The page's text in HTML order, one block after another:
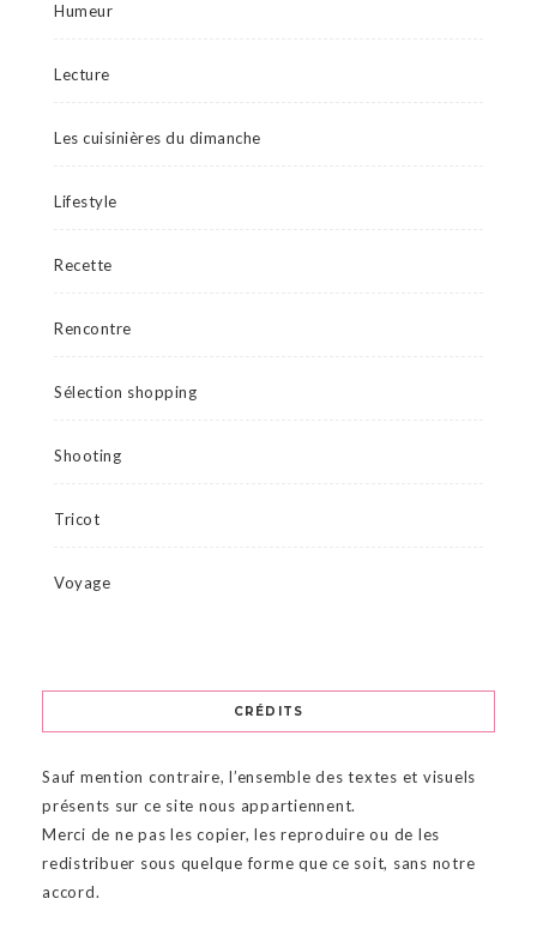
Humeur
Lecture
Les cuisinières du dimanche
Lifestyle
Recette
Rencontre
Sélection shopping
Shooting
Tricot
Voyage
CRÉDITS
Sauf mention contraire, l’ensemble des textes et visuels
présents sur ce site nous appartiennent.
Merci de ne pas les copier, les reproduire ou de les
redistribuer sous quelque forme que ce soit, sans notre
accord.